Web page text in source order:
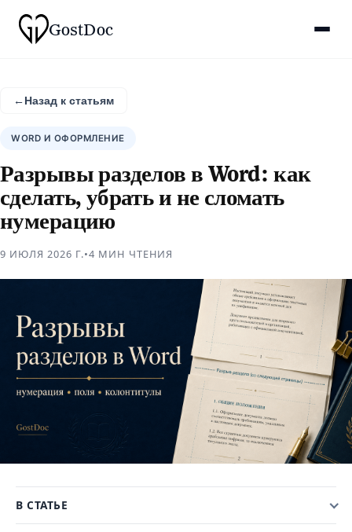
GostDoc
←Назад к статьям
WORD И ОФОРМЛЕНИЕ
Разрывы разделов в Word: как
сделать, убрать и не сломать
нумерацию
9 ИЮЛЯ 2026 Г.•4 МИН ЧТЕНИЯ
В СТАТЬЕ